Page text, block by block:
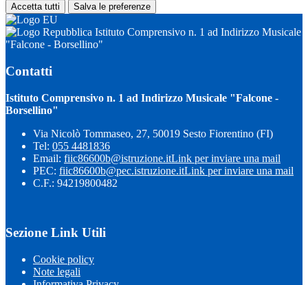
Accetta tutti Salva le preferenze
Istituto Comprensivo n. 1 ad Indirizzo Musicale
"Falcone - Borsellino"
Contatti
Istituto Comprensivo n. 1 ad Indirizzo Musicale "Falcone -
Borsellino"
Via Nicolò Tommaseo, 27, 50019 Sesto Fiorentino (FI)
Tel: 055 4481836
Email: fiic86600b@istruzione.itLink per inviare una mail
PEC: fiic86600b@pec.istruzione.itLink per inviare una mail
C.F.: 94219800482
Sezione Link Utili
Cookie policy
Note legali